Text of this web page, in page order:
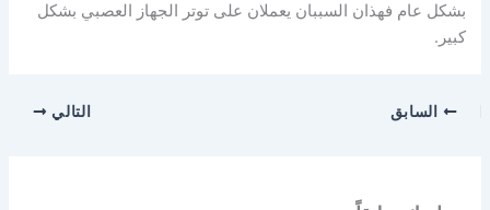
بشكل عام فهذان السببان يعملان على توتر الجهاز العصبي بشكل
كبير.
السابق التالي